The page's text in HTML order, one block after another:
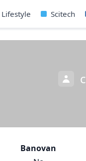
Lifestyle Scitech
Banovan